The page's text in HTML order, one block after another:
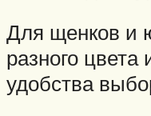
Для щенков и
разного цвета
удобства